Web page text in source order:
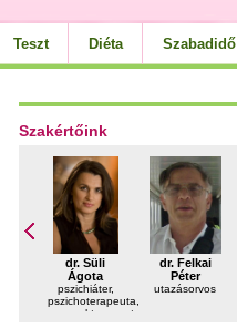
Teszt Diéta Szabadidő
Szakértőink
dr. Süli
Ágota
pszichiáter,
pszichoterapeuta,
gyermekterapeuta
dr. Felkai
Péter
utazásorvos